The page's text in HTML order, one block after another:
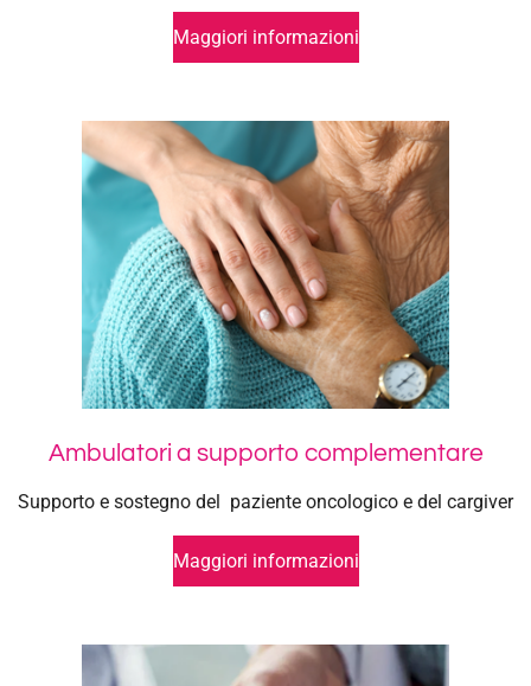
Maggiori informazioni
Ambulatori a supporto complementare
Supporto e sostegno del paziente oncologico e del cargiver
Maggiori informazioni